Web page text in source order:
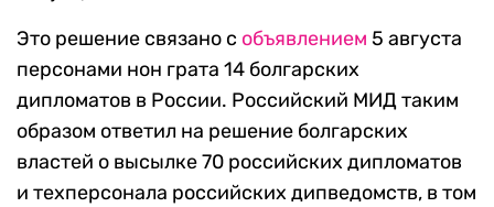
Это решение связано с объявлением 5 августа
персонами нон грата 14 болгарских
дипломатов в России. Российский МИД таким
образом ответил на решение болгарских
властей о высылке 70 российских дипломатов
и техперсонала российских дипведомств, в том